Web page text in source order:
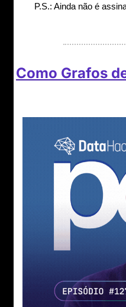
P.S.: Ainda não é
Como Grafos